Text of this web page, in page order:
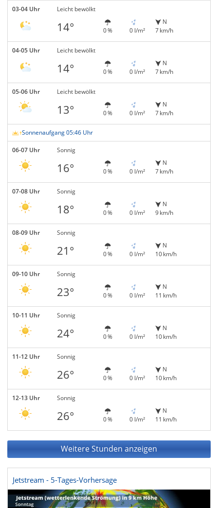
03-04 Uhr Leicht bewölkt
14° 0 % 0 l/m²
N
7 km/h
04-05 Uhr Leicht bewölkt
14° 0 % 0 l/m²
N
7 km/h
05-06 Uhr Leicht bewölkt
13° 0 % 0 l/m²
N
7 km/h
Sonnenaufgang 05:46 Uhr
06-07 Uhr Sonnig
16° 0 % 0 l/m²
N
7 km/h
07-08 Uhr Sonnig
18° 0 % 0 l/m²
N
9 km/h
08-09 Uhr Sonnig
21° 0 % 0 l/m²
N
10 km/h
09-10 Uhr Sonnig
23° 0 % 0 l/m²
N
11 km/h
10-11 Uhr Sonnig
24° 0 % 0 l/m²
N
10 km/h
11-12 Uhr Sonnig
26° 0 % 0 l/m²
N
10 km/h
12-13 Uhr Sonnig
26° 0 % 0 l/m²
N
11 km/h
Weitere Stunden anzeigen
Jetstream - 5-Tages-Vorhersage